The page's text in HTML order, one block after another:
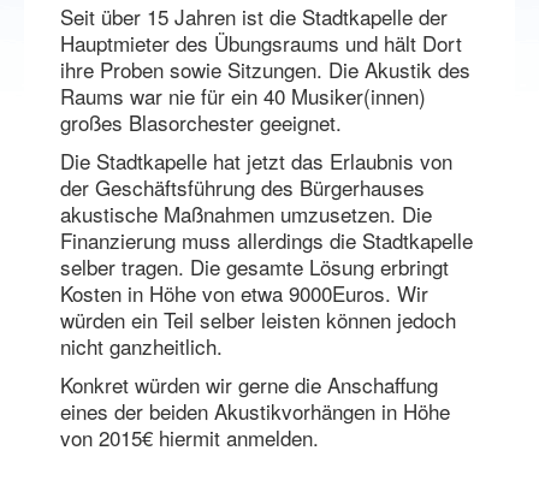
Seit über 15 Jahren ist die Stadtkapelle der
Hauptmieter des Übungsraums und hält Dort
ihre Proben sowie Sitzungen. Die Akustik des
Raums war nie für ein 40 Musiker(innen)
großes Blasorchester geeignet.
Die Stadtkapelle hat jetzt das Erlaubnis von
der Geschäftsführung des Bürgerhauses
akustische Maßnahmen umzusetzen. Die
Finanzierung muss allerdings die Stadtkapelle
selber tragen. Die gesamte Lösung erbringt
Kosten in Höhe von etwa 9000Euros. Wir
würden ein Teil selber leisten können jedoch
nicht ganzheitlich.
Konkret würden wir gerne die Anschaffung
eines der beiden Akustikvorhängen in Höhe
von 2015€ hiermit anmelden.